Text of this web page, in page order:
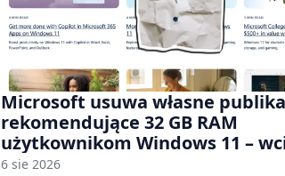
Microsoft usuwa własne
rekomendujące 32 GB RAM
użytkownikom Windows 11 –
nam przy tym komputery z 8 GB
6 sie 2026